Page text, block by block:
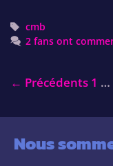
Tags
cmb
2 fans ont
Post
← Précédents 1 …
Nous